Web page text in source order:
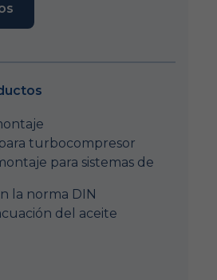
turbocompresor
para sistemas de
la norma DIN
del aceite